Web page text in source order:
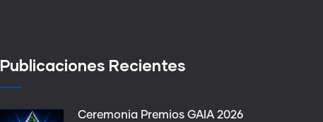
Publicaciones Recientes
Ceremonia Premios GAIA 2026